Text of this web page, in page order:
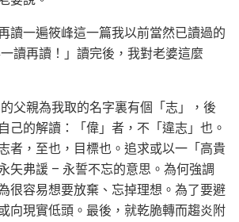
讀一遍筱峰這一篇我以前當然已讀過的
讀再讀！」讀完後，我對老婆這麼
父親為我取的名字裏有個「志」，後
己的解讀：「偉」者，不「違志」也。
者，至也，目標也。追求或以一「高貴
矢弗諼 – 永誓不忘的意思。為何強調
很容易想要放棄、忘掉理想。為了要避
向現實低頭。最後，就乾脆轉而趨炎附